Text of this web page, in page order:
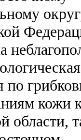
по
кожи
области,